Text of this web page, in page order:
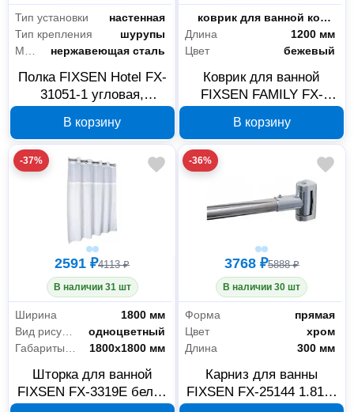
Тип установки
настенная
Тип крепления
шурупы
нержавеющая сталь
Полка FIXSEN Hotel FX-
31051-1 угловая,
В корзину
Тип
коврик для ванной комнаты
Длина
1200 мм
Цвет
бежевый
Коврик для ванной
FIXSEN FAMILY FX-
см
В корзину
-37%
2591 ₽4113 ₽
В наличии 31 шт
Ширина
1800 мм
одноцветный
1800x1800 мм
Шторка для ванной
FIXSEN FX-3319E белая
-36%
3768 ₽5888 ₽
В наличии 30 шт
Форма
прямая
Цвет
хром
Длина
300 мм
Карниз для ванны
FIXSEN FX-25144 1.81 м